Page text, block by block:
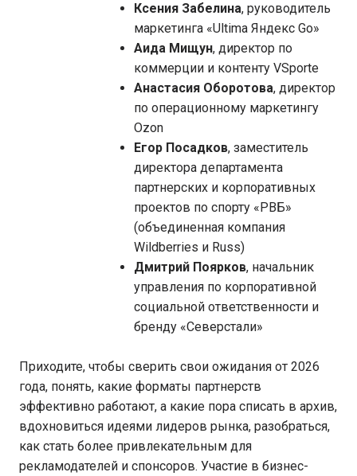
Ксения Забелина, руководитель
маркетинга «Ultima Яндекс Go»
Аида Мищун, директор по
коммерции и контенту VSporte
Анастасия Оборотова, директор
по операционному маркетингу
Ozon
Егор Посадков, заместитель
директора департамента
партнерских и корпоративных
проектов по спорту «РВБ»
(объединенная компания
Wildberries и Russ)
Дмитрий Поярков, начальник
управления по корпоративной
социальной ответственности и
бренду «Северстали»
Приходите, чтобы сверить свои ожидания от 2026
года, понять, какие форматы партнерств
эффективно работают, а какие пора списать в архив,
вдохновиться идеями лидеров рынка, разобраться,
как стать более привлекательным для
рекламодателей и спонсоров. Участие в бизнес-